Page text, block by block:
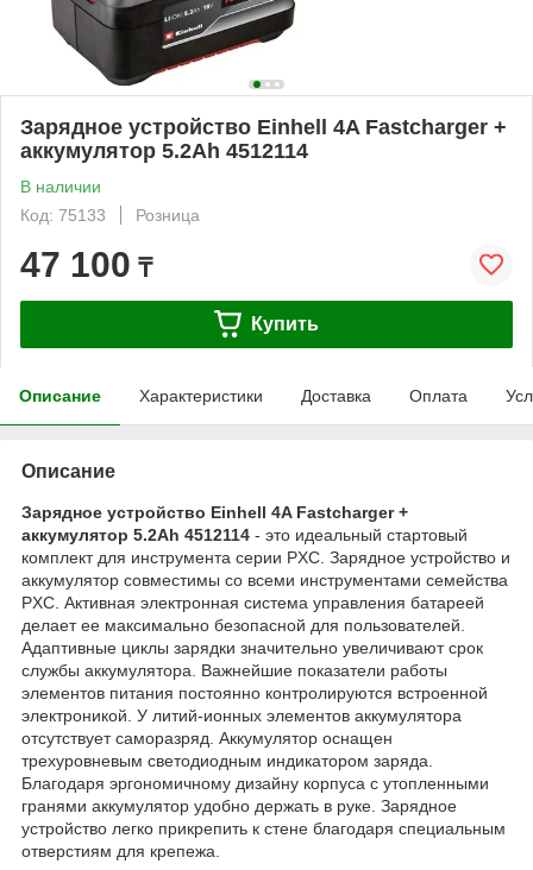
Зарядное устройство Einhell 4A Fastcharger +
аккумулятор 5.2Ah 4512114
В наличии
Код: 75133
Розница
47 100 ₸
Купить
Описание Характеристики Доставка Оплата
Описание
Зарядное устройство Einhell 4A Fastcharger +
аккумулятор 5.2Ah 4512114 - это идеальный стартовый
комплект для инструмента серии PXC. Зарядное устройство и
аккумулятор совместимы со всеми инструментами семейства
PXC. Активная электронная система управления батареей
делает ее максимально безопасной для пользователей.
Адаптивные циклы зарядки значительно увеличивают срок
службы аккумулятора. Важнейшие показатели работы
элементов питания постоянно контролируются встроенной
электроникой. У литий-ионных элементов аккумулятора
отсутствует саморазряд. Аккумулятор оснащен
трехуровневым светодиодным индикатором заряда.
Благодаря эргономичному дизайну корпуса с утопленными
гранями аккумулятор удобно держать в руке. Зарядное
устройство легко прикрепить к стене благодаря специальным
отверстиям для крепежа.